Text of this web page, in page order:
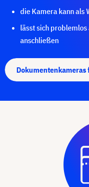
die Kamera kann als
lässt sich
anschließen